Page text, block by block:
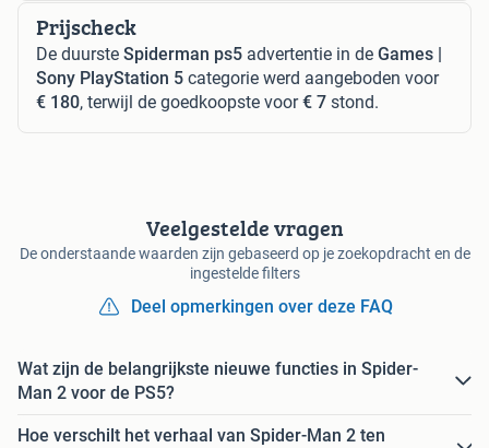
Prijscheck
De duurste Spiderman ps5 advertentie in de Games |
Sony PlayStation 5 categorie werd aangeboden voor
€ 180, terwijl de goedkoopste voor€ 7 stond.
Veelgestelde vragen
De onderstaande waarden zijn gebaseerd op je zoekopdracht en de
ingestelde filters
Deel opmerkingen over deze FAQ
Wat zijn de belangrijkste nieuwe functies in Spider-
Man 2 voor de PS5?
Hoe verschilt het verhaal van Spider-Man 2 ten